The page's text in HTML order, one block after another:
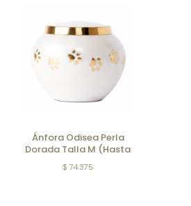
Ánfora Odisea Perla
Dorada Talla M (Hasta
15kg)
$ 74.375